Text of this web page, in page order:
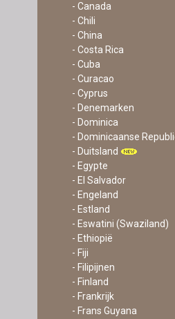
- Canada
- Chili
- China
- Costa Rica
- Cuba
- Curacao
- Cyprus
- Denemarken
- Dominica
- Dominicaanse
- Duitsland
- Egypte
- El Salvador
- Engeland
- Estland
- Eswatini (Swaziland)
- Ethiopië
- Fiji
- Filipijnen
- Finland
- Frankrijk
- Frans Guyana